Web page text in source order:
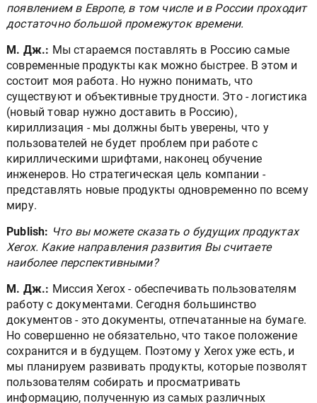
появлением в Европе, в том числе и в России проходит
достаточно большой промежуток времени.
М. Дж.: Мы стараемся поставлять в Россию самые
современные продукты как можно быстрее. В этом и
состоит моя работа. Но нужно понимать, что
существуют и объективные трудности. Это - логистика
(новый товар нужно доставить в Россию),
кириллизация - мы должны быть уверены, что у
пользователей не будет проблем при работе с
кириллическими шрифтами, наконец обучение
инженеров. Но стратегическая цель компании -
представлять новые продукты одновременно по всему
миру.
Publish: Что вы можете сказать о будущих продуктах
Xerox. Какие направления развития Вы считаете
наиболее перспективными?
М. Дж.: Миссия Xerox - обеспечивать пользователям
работу с документами. Сегодня большинство
документов - это документы, отпечатанные на бумаге.
Но совершенно не обязательно, что такое положение
сохранится и в будущем. Поэтому у Xerox уже есть, и
мы планируем развивать продукты, которые позволят
пользователям собирать и просматривать
информацию, полученную из самых различных